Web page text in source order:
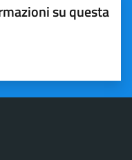
su questa